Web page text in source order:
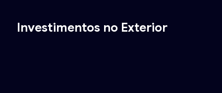
Investimentos no Exterior